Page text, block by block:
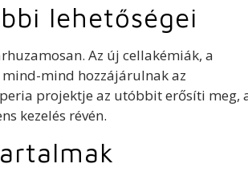
lehetőségei
Az új cellakémiák, a
mind hozzájárulnak az
projektje az utóbbit erősíti meg,
kezelés révén.